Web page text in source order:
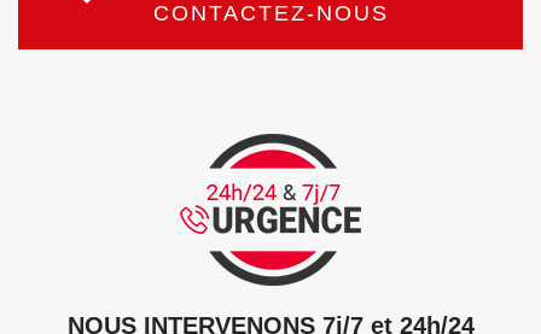
CONTACTEZ-NOUS
NOUS INTERVENONS 7j/7 et 24h/24